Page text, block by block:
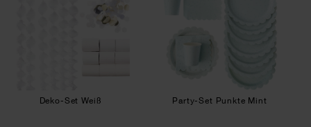
Deko-Set Weiß Party-Set Punkte Mint